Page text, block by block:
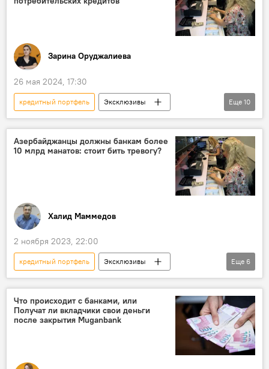
Зарина Оруджалиева
26 мая 2024, 17:30
кредитный портфель
Эксклюзивы
Азербайджан
потребительские кредиты
Заемщики
страхование жизни
Милли Меджлис
Центробанк АР
Вугар Байрамов
Еще 10
Азербайджанцы должны банкам более
10 млрд манатов: стоит бить тревогу?
Халид Маммедов
2 ноября 2023, 22:00
кредитный портфель
Эксклюзивы
Азербайджан
Экономика
финансы
Банки
Ипотечное кредитование
Еще 6
Что происходит с банками, или
Получат ли вкладчики свои деньги
после закрытия Muganbank